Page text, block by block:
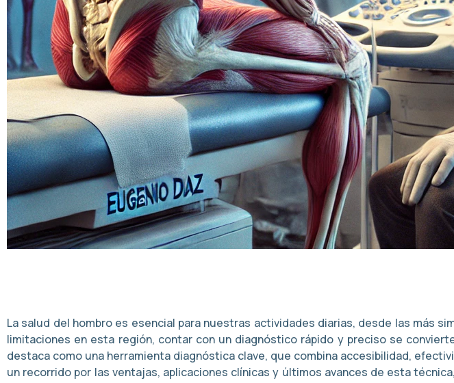
La salud del hombro es esencial para nuestras actividades diarias, desde las más
limitaciones en esta región, contar con un diagnóstico rápido y preciso se
destaca como una herramienta diagnóstica clave, que combina accesibilidad,
un recorrido por las ventajas, aplicaciones clínicas y últimos avances de esta